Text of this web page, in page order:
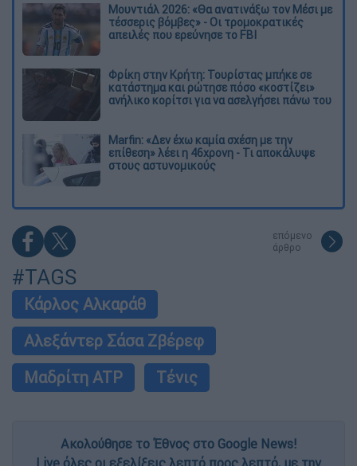
Μουντιάλ 2026: «Θα ανατινάξω τον Μέσι με
τέσσερις βόμβες» - Οι τρομοκρατικές
απειλές που ερεύνησε το FBI
Φρίκη στην Κρήτη: Τουρίστας μπήκε σε
κατάστημα και ρώτησε πόσο «κοστίζει»
ανήλικο κορίτσι για να ασελγήσει πάνω του
Marfin: «Δεν έχω καμία σχέση με την
επίθεση» λέει η 46χρονη - Τι αποκάλυψε
στους αστυνομικούς
επόμενο
άρθρο
#TAGS
Κάρλος Αλκαράθ
Αλεξάντερ Σάσα Ζβέρεφ
Μαδρίτη ATP
Τένις
Ακολούθησε το Έθνος στο Google News!
Live όλες οι εξελίξεις λεπτό προς λεπτό, με την